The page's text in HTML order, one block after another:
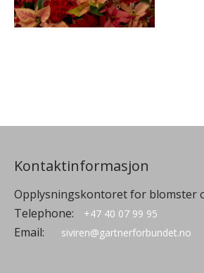
Kontaktinformasjon
Opplysningskontoret for blomster
Telephone:
+47 40 07 99 95
Email: siviren@gartnerforbundet.no